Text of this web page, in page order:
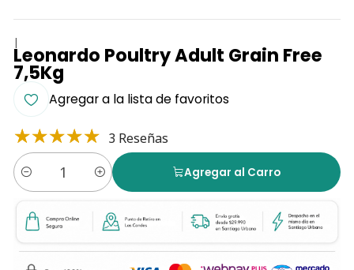
|
Leonardo Poultry Adult Grain Free
7,5Kg
Agregar a la lista de favoritos
3 Reseñas
Cantidad
Agregar al Carro